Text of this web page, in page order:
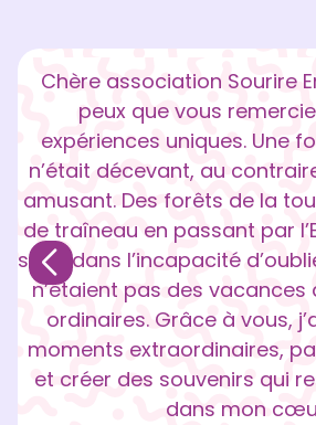
Chère association Sourire
peux que vous
expériences uniques. Une
n’était décevant, au
amusant. Des forêts de la
de traîneau en passant par
serai dans l’incapacité
n’étaient pas des vacances
ordinaires. Grâce à vous,
moments extraordinaires,
et créer des souvenirs qui
dans mon